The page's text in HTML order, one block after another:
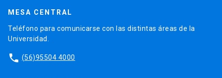
MESA CENTRAL
Teléfono para comunicarse con las distintas áreas de la
Universidad.
phone (56)95504 4000